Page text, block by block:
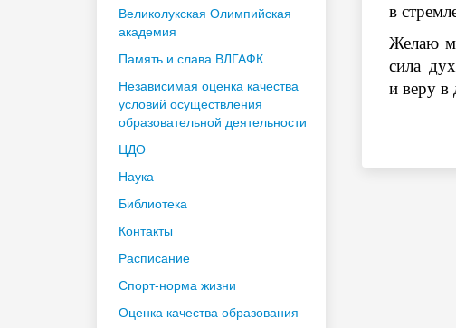
Великолукская Олимпийская
академия
Память и слава ВЛГАФК
Независимая оценка качества
условий осуществления
образовательной деятельности
ЦДО
Наука
Библиотека
Контакты
Расписание
Спорт-норма жизни
Оценка качества образования
в
Желаю
сила
и веру в